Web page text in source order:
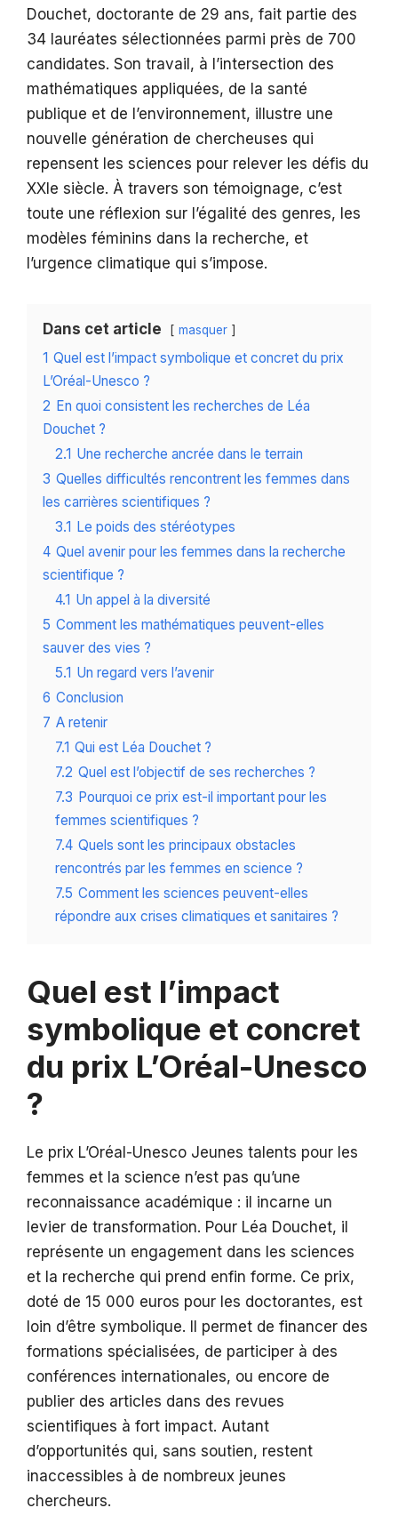
Douchet, doctorante de 29 ans, fait partie des
34 lauréates sélectionnées parmi près de 700
candidates. Son travail, à l’intersection des
mathématiques appliquées, de la santé
publique et de l’environnement, illustre une
nouvelle génération de chercheuses qui
repensent les sciences pour relever les défis du
XXIe siècle. À travers son témoignage, c’est
toute une réflexion sur l’égalité des genres, les
modèles féminins dans la recherche, et
l’urgence climatique qui s’impose.
Dans cet article masquer
1 Quel est l’impact symbolique et concret du prix
L’Oréal-Unesco ?
2 En quoi consistent les recherches de Léa
Douchet ?
2.1 Une recherche ancrée dans le terrain
3 Quelles difficultés rencontrent les femmes dans
les carrières scientifiques ?
3.1 Le poids des stéréotypes
4 Quel avenir pour les femmes dans la recherche
scientifique ?
4.1 Un appel à la diversité
5 Comment les mathématiques peuvent-elles
sauver des vies ?
5.1 Un regard vers l’avenir
6 Conclusion
7 A retenir
7.1 Qui est Léa Douchet ?
7.2 Quel est l’objectif de ses recherches ?
7.3 Pourquoi ce prix est-il important pour les
femmes scientifiques ?
7.4 Quels sont les principaux obstacles
rencontrés par les femmes en science ?
7.5 Comment les sciences peuvent-elles
répondre aux crises climatiques et sanitaires ?
Quel est l’impact
symbolique et concret
du prix L’Oréal-Unesco
?
Le prix L’Oréal-Unesco Jeunes talents pour les
femmes et la science n’est pas qu’une
reconnaissance académique : il incarne un
levier de transformation. Pour Léa Douchet, il
représente un engagement dans les sciences
et la recherche qui prend enfin forme. Ce prix,
doté de 15 000 euros pour les doctorantes, est
loin d’être symbolique. Il permet de financer des
formations spécialisées, de participer à des
conférences internationales, ou encore de
publier des articles dans des revues
scientifiques à fort impact. Autant
d’opportunités qui, sans soutien, restent
inaccessibles à de nombreux jeunes
chercheurs.